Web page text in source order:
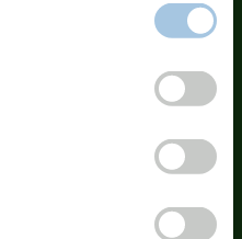
pro 100g
1518kJ / 358kcal
1.4g
55g